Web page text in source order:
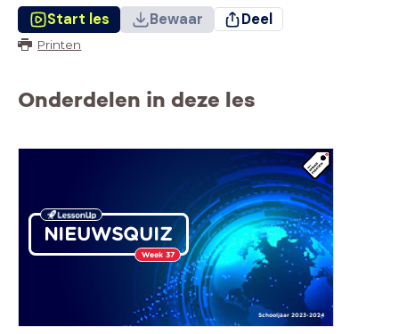
Start les Bewaar Deel
Printen
Onderdelen in deze les
NIEUWSQUIZ
Week 37
Schooljaar 2023-2024